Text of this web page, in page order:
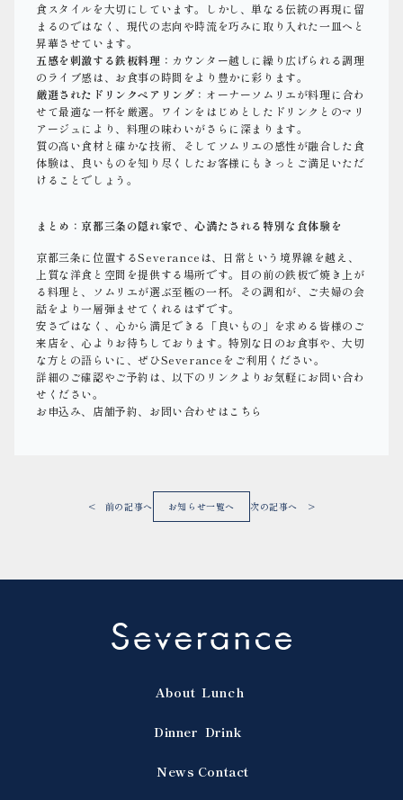
食スタイルを大切にしています。しかし、単なる伝統の再現に留
まるのではなく、現代の志向や時流を巧みに取り入れた一皿へと
昇華させています。
五感を刺激する鉄板料理： カウンター越しに繰り広げられる調理
のライブ感は、お食事の時間をより豊かに彩ります。
厳選されたドリンクペアリング： オーナーソムリエが料理に合わ
せて最適な一杯を厳選。ワインをはじめとしたドリンクとのマリ
アージュにより、料理の味わいがさらに深まります。
質の高い食材と確かな技術、そしてソムリエの感性が融合した食
体験は、良いものを知り尽くしたお客様にもきっとご満足いただ
けることでしょう。
まとめ：京都三条の隠れ家で、心満たされる特別な食体験を
京都三条に位置するSeveranceは、日常という境界線を越え、
上質な洋食と空間を提供する場所です。目の前の鉄板で焼き上が
る料理と、ソムリエが選ぶ至極の一杯。その調和が、ご夫婦の会
話をより一層弾ませてくれるはずです。
安さではなく、心から満足できる「良いもの」を求める皆様のご
来店を、心よりお待ちしております。特別な日のお食事や、大切
な方との語らいに、ぜひSeveranceをご利用ください。
詳細のご確認やご予約は、以下のリンクよりお気軽にお問い合わ
せください。
お申込み、店舗予約、お問い合わせはこちら
< 前の記事へ お知らせ一覧へ 次の記事へ >
About
Dinner
News
Lunch
Drink
Contact